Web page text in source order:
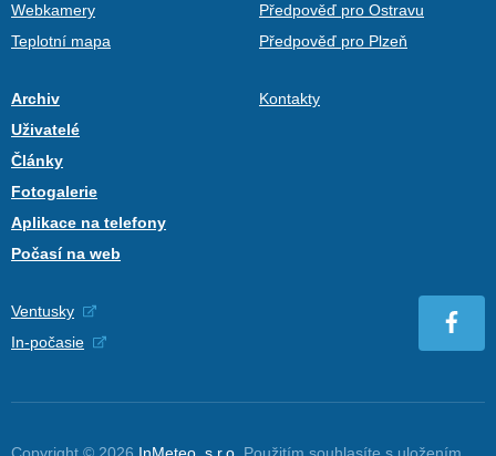
Webkamery
Teplotní mapa
Předpověď pro Ostravu
Předpověď pro Plzeň
Archiv
Uživatelé
Články
Fotogalerie
Aplikace na telefony
Počasí na web
Kontakty
Ventusky
In-počasie
Copyright © 2026 InMeteo, s.r.o. Použitím souhlasíte s uložením